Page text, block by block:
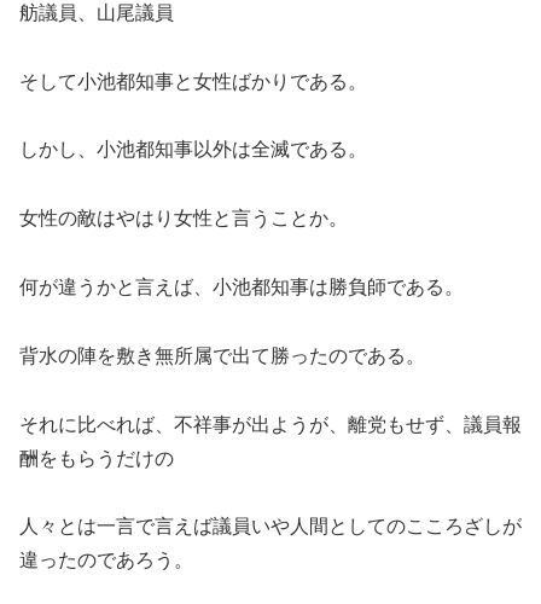
舫議員、山尾議員
そして小池都知事と女性ばかりである。
しかし、小池都知事以外は全滅である。
女性の敵はやはり女性と言うことか。
何が違うかと言えば、小池都知事は勝負師である。
背水の陣を敷き無所属で出て勝ったのである。
それに比べれば、不祥事が出ようが、離党もせず、議員報
酬をもらうだけの
人々とは一言で言えば議員いや人間としてのこころざしが
違ったのであろう。